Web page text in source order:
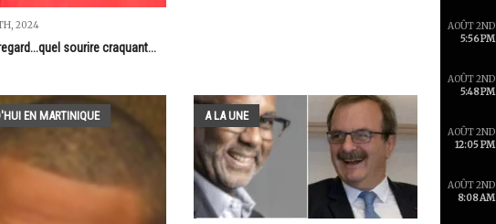
2024
sourire craquant...
EN MARTINIQUE A LA UNE
AOÛT 2ND
5:56 PM
AOÛT 2ND
5:48 PM
AOÛT 2ND
12:05 PM
AOÛT 2ND
8:08 AM